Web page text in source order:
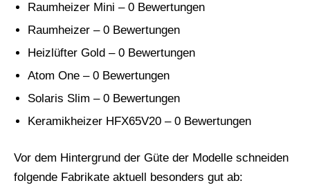
Raumheizer Mini – 0 Bewertungen
Raumheizer – 0 Bewertungen
Heizlüfter Gold – 0 Bewertungen
Atom One – 0 Bewertungen
Solaris Slim – 0 Bewertungen
Keramikheizer HFX65V20 – 0 Bewertungen
Vor dem Hintergrund der Güte der Modelle schneiden
folgende Fabrikate aktuell besonders gut ab: